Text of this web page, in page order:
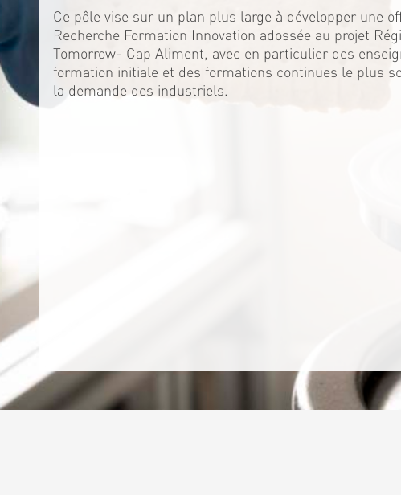
Ce pôle vise sur un plan plus large à développer une
Recherche Formation Innovation adossée au projet
Tomorrow- Cap Aliment, avec en particulier des
formation initiale et des formations continues le plus
la demande des industriels.